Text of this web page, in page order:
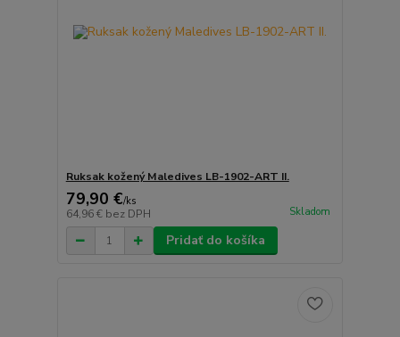
Ruksak kožený Maledives LB-1902-ART II.
79,90 €/ks
64,96 € bez DPH Skladom
Pridať do košíka